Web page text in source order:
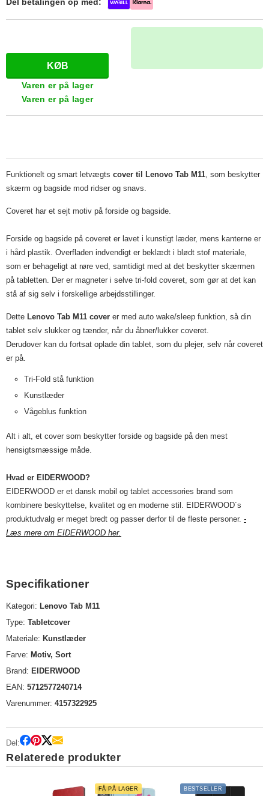
Varen er på lager
Varen er på lager
Funktionelt og smart letvægts cover til Lenovo Tab M11 , som beskytter
skærm og bagside mod ridser og snavs.
Coveret har et sejt motiv på forside og bagside.
Forside og bagside på coveret er lavet i kunstigt læder, mens kanterne er
i hård plastik. Overfladen indvendigt er beklædt i blødt stof materiale,
som er behageligt at røre ved, samtidigt med at det beskytter skærmen
på tabletten. Der er magneter i selve tri-fold coveret, som gør at det kan
stå af sig selv i forskellige arbejdsstillinger.
Dette Lenovo Tab M11 cover er med auto wake/sleep funktion, så din
tablet selv slukker og tænder, når du åbner/lukker coveret.
Derudover kan du fortsat oplade din tablet, som du plejer, selv når coveret
er på.
Tri-Fold stå funktion
Kunstlæder
Vågeblus funktion
Alt i alt, et cover som beskytter forside og bagside på den mest
hensigtsmæssige måde.
Hvad er EIDERWOOD?
EIDERWOOD er et dansk mobil og tablet accessories brand som
kombinere beskyttelse, kvalitet og en moderne stil. EIDERWOOD´s
produktudvalg er meget bredt og passer derfor til de fleste personer. -
Læs mere om EIDERWOOD her.
Specifikationer
Kategori: Lenovo Tab M11
Type: Tabletcover
Materiale: Kunstlæder
Farve: Motiv, Sort
Brand: EIDERWOOD
EAN: 5712577240714
Varenummer: 4157322925
Del:
Relaterede produkter
FÅ PÅ LAGER BESTSELLER